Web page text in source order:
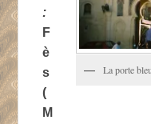
La porte
:
F
è
s
(
M